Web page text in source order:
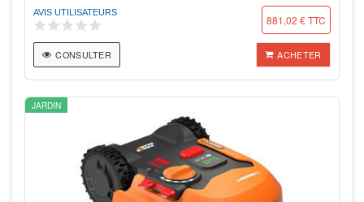
AVIS UTILISATEURS
881,02 € TTC
CONSULTER ACHETER
JARDIN